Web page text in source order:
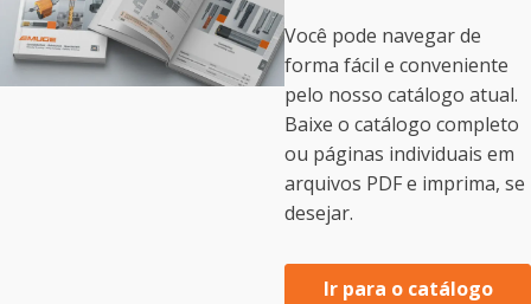
Você pode navegar de
forma fácil e conveniente
pelo nosso catálogo atual.
Baixe o catálogo completo
ou páginas individuais em
arquivos PDF e imprima, se
desejar.
Ir para o catálogo